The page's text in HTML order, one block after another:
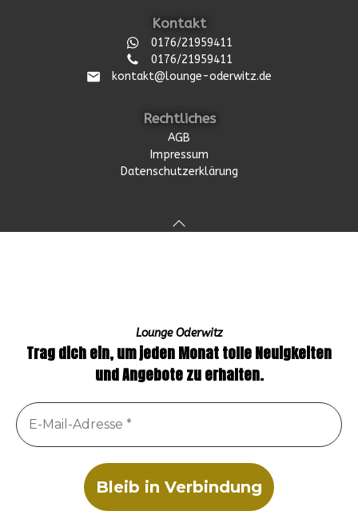
Kontakt
0176/21959411
0176/21959411
kontakt@lounge-oderwitz.de
Rechtliches
AGB
Impressum
Datenschutzerklärung
Lounge Oderwitz
Trag dich ein, um jeden Monat tolle Neuigkeiten
und Angebote zu erhalten.